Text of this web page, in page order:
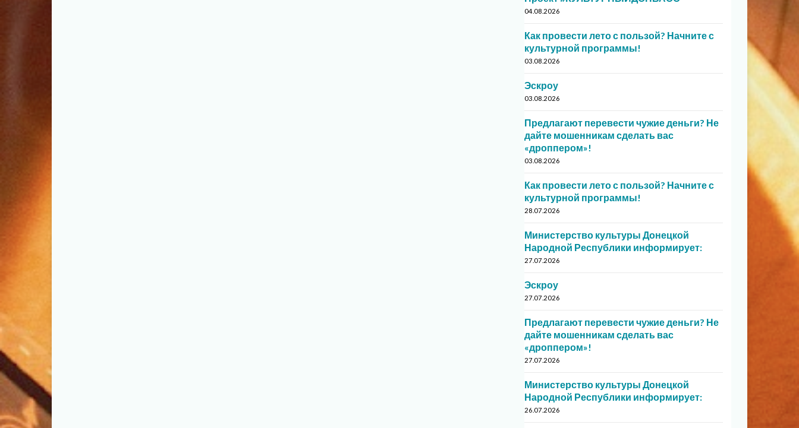
04.08.2026
Как провести лето с пользой? Начните с
культурной программы!
03.08.2026
Эскроу
03.08.2026
Предлагают перевести чужие деньги? Не
дайте мошенникам сделать вас
«дроппером»!
03.08.2026
Как провести лето с пользой? Начните с
культурной программы!
28.07.2026
Министерство культуры Донецкой
Народной Республики информирует:
27.07.2026
Эскроу
27.07.2026
Предлагают перевести чужие деньги? Не
дайте мошенникам сделать вас
«дроппером»!
27.07.2026
Министерство культуры Донецкой
Народной Республики информирует:
26.07.2026